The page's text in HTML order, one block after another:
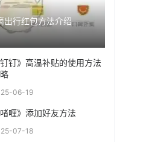
出行红包方法介绍
钉钉》高温补贴的使用方法
06-19
啫喱》添加好友方法
07-18